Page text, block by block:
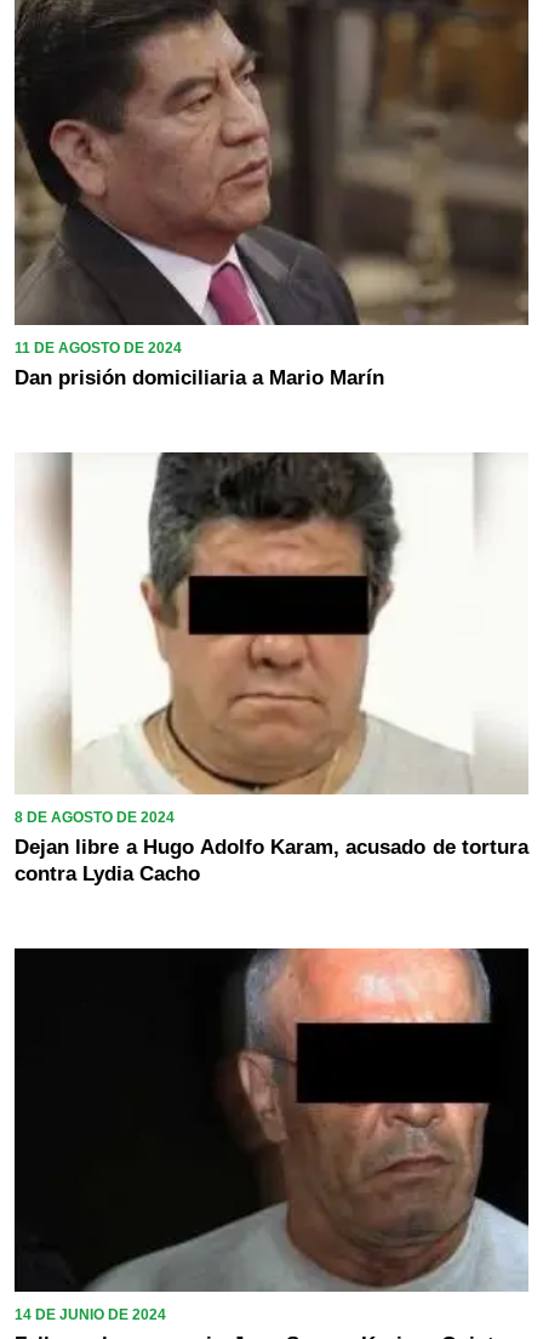
11 DE AGOSTO DE 2024
Dan prisión domiciliaria a Mario Marín
8 DE AGOSTO DE 2024
Dejan libre a Hugo Adolfo Karam, acusado de tortura
contra Lydia Cacho
14 DE JUNIO DE 2024